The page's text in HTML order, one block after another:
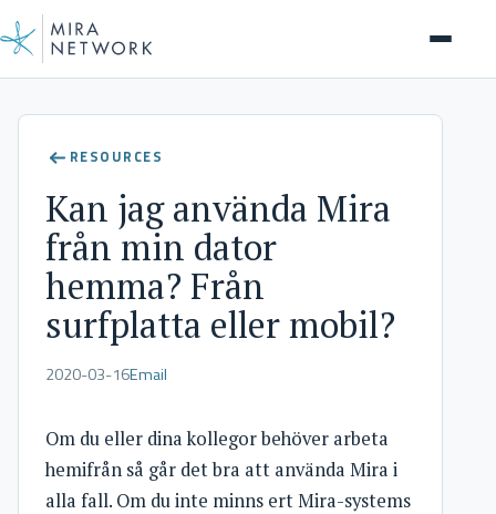
Help Center
RESOURCES
Kan jag använda Mira
från min dator
hemma? Från
surfplatta eller mobil?
2020-03-16Email
Om du eller dina kollegor behöver arbeta
hemifrån så går det bra att använda Mira i
alla fall. Om du inte minns ert Mira-systems